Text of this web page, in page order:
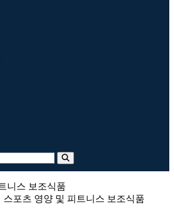
스포츠 영양 및 피트니스 보조식품